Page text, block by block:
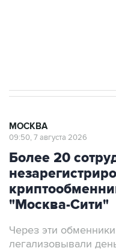
МОСКВА
09:50, 7 августа 2026
Более 20
"Москва-Сити"
Через эти
легализовывали